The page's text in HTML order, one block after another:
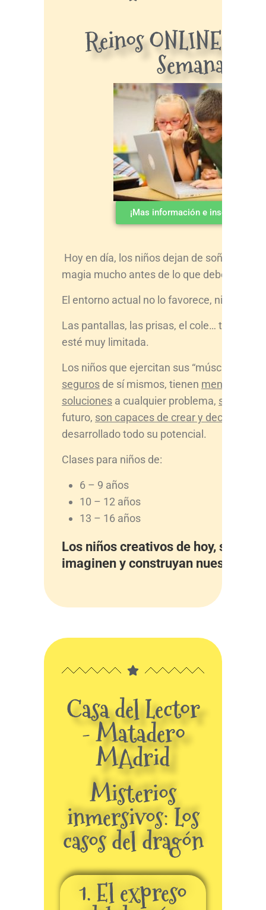
Reinos ONLINE
Semanal
¡Mas información e inscripción
Hoy en día, los niños dejan de soñar,
magia mucho antes de lo que deberían.
El entorno actual no lo favorece, ni lo
Las pantallas, las prisas, el cole… todo
esté muy limitada.
Los niños que ejercitan sus “músculos
seguros de sí mismos, tienen menos
soluciones a cualquier problema, se
futuro, son capaces de crear y decidir
desarrollado todo su potencial.
Clases para niños de:
6 – 9 años
10 – 12 años
13 – 16 años
Los niños creativos de hoy, serán
imaginen y construyan nuestro
Casa del Lector
- Matadero
MAdrid
Misterios
inmersivos: Los
casos del dragón
1. El expreso